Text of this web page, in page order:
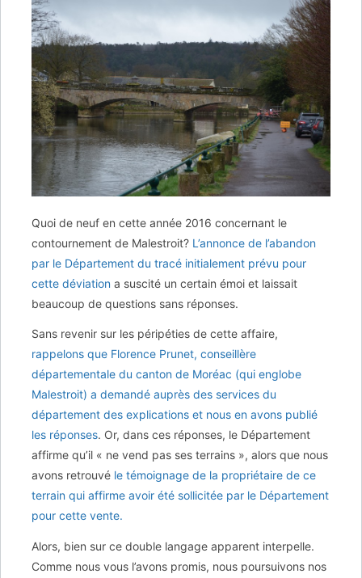
Quoi de neuf en cette année 2016 concernant le
contournement de Malestroit? L’annonce de l’abandon
par le Département du tracé initialement prévu pour
cette déviation a suscité un certain émoi et laissait
beaucoup de questions sans réponses.
Sans revenir sur les péripéties de cette affaire,
rappelons que Florence Prunet, conseillère
départementale du canton de Moréac (qui englobe
Malestroit) a demandé auprès des services du
département des explications et nous en avons publié
les réponses. Or, dans ces réponses, le Département
affirme qu’il « ne vend pas ses terrains », alors que nous
avons retrouvé le témoignage de la propriétaire de ce
terrain qui affirme avoir été sollicitée par le Département
pour cette vente.
Alors, bien sur ce double langage apparent interpelle.
Comme nous vous l’avons promis, nous poursuivons nos